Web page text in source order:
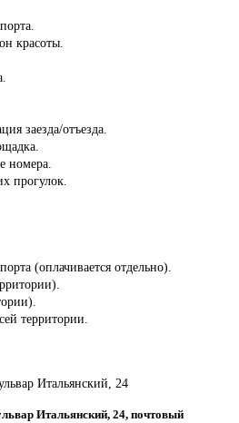
красоты.
заезда/отъезда.
номера.
прогулок.
(оплачивается отдельно).
территории.
Итальянский, 24
Итальянский, 24, почтовый